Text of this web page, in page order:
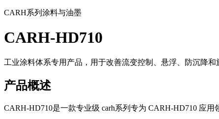
CARH系列 涂料与油墨
CARH-HD710
工业涂料体系专用产品，用于改善流变控制、悬浮、防沉降和
产品概述
CARH-HD710是一款专业级 carh系列 专为 CARH-HD710 应用